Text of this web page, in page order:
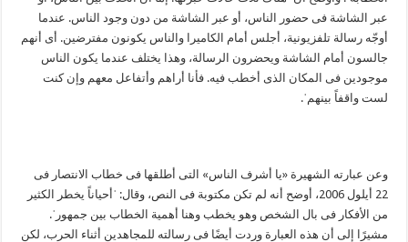
عبر الشاشة فی حضور الناس، أو عبر الشاشة من دون وجود الناس. عندما
أوجّه رسالة تلفزیونیة، أجلس أمام الکامیرا والناس یکونون مفترضین. أی أنهم
جالسون أمام الشاشة ویحضرون الرسالة، وهذا یختلف عندما یکون الناس
موجودین فی المکان الذی أخطب فیه. فأنا أراهم وأتفاعل معهم وإن کنت
لست واقفاً بینهمˈ.
وعن عبارته الشهیرة «یا أشرف الناس» التی أطلقها فی خطاب الانتصار فی
22 أیلول 2006، أوضح أنه لم تکن مکتوبة فی النص، وقال: ˈأحیاناً یخطر الکثیر
من الأفکار فی بال الشخص وهو یخطب وهنا أهمیة الخطاب بین جمهورˈ.
مشیرًا إلی أن هذه العبارة وردت أیضًا فی رسالته للمجاهدین أثناء الحرب، لکن